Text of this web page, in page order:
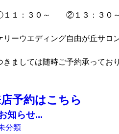
①１１：３０～ ②１３：３
エディング自由が丘サロン
ましては随時ご予約承っており
約はこちら
知らせ...
分類